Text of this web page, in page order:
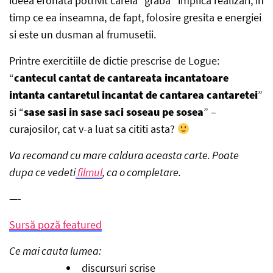
timp ce ea inseamna, de fapt, folosire gresita e energiei
si este un dusman al frumusetii.
Printre exercitiile de dictie prescrise de Logue:
“cantecul cantat de cantareata incantatoare
intanta cantaretul incantat de cantarea cantaretei”
si “sase sasi in sase saci soseau pe sosea” –
curajosilor, cat v-a luat sa cititi asta?
Va recomand cu mare caldura aceasta carte. Poate
dupa ce vedetifilmul, ca o completare.
—-
Sursă poză featured
Ce mai cauta lumea:
discursuri scrise